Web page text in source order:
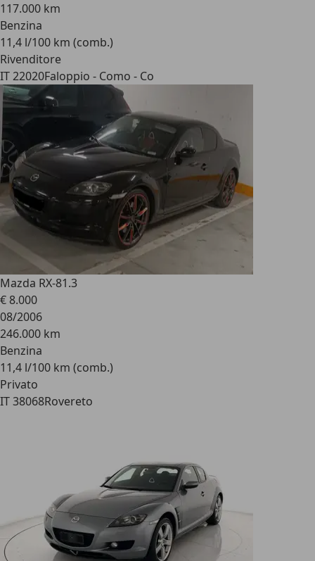
117.000 km
Benzina
11,4 l/100 km (comb.)
Rivenditore
IT 22020Faloppio - Como - Co
Mazda RX-81.3
€ 8.000
08/2006
246.000 km
Benzina
11,4 l/100 km (comb.)
Privato
IT 38068Rovereto